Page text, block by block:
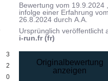
3
2
0
Bewertung vom 19.9.2024
infolge einer Erfahrung
26.8.2024 durchA.A.
Ursprünglich veröffentlicht
i-run.fr (fr)
Originalbewertung
anzeigen